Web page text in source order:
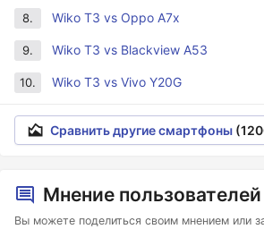
8. Wiko T3 vs Oppo A7x
9. Wiko T3 vs Blackview A53
10. Wiko T3 vs Vivo Y20G
Сравнить другие смартфоны
Мнение пользователей
Вы можете поделиться своим мнением или